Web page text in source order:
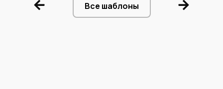
Все шаблоны